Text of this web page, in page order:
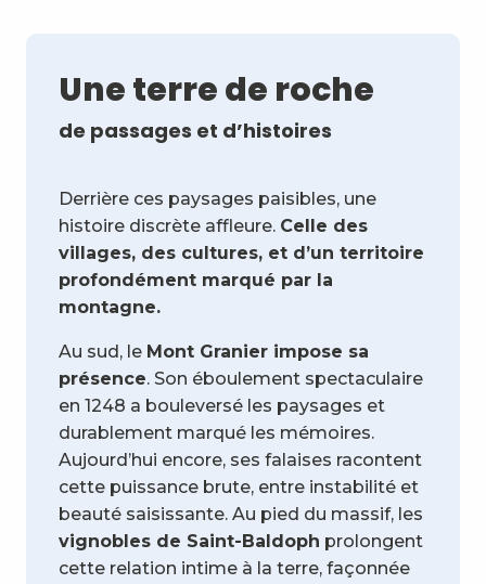
Une terre de roche
de passages et d’histoires
Derrière ces paysages paisibles, une
histoire discrète affleure. Celle des
villages, des cultures, et d’un territoire
profondément marqué par la
montagne.
Au sud, le Mont Granier impose sa
présence. Son éboulement spectaculaire
en 1248 a bouleversé les paysages et
durablement marqué les mémoires.
Aujourd’hui encore, ses falaises racontent
cette puissance brute, entre instabilité et
beauté saisissante. Au pied du massif, les
vignobles de Saint-Baldoph prolongent
cette relation intime à la terre, façonnée